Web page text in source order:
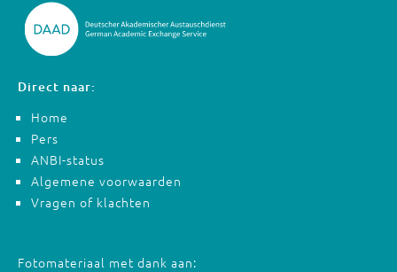
Direct naar:
Home
Pers
ANBI-status
Algemene voorwaarden
Vragen of klachten
Fotomateriaal met dank aan: